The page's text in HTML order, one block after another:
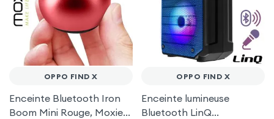
OPPO FIND X
Enceinte Bluetooth Iron
Boom Mini Rouge, Moxie
OPPO FIND X
Enceinte lumineuse
Bluetooth LinQ